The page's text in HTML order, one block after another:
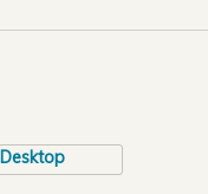
Desktop